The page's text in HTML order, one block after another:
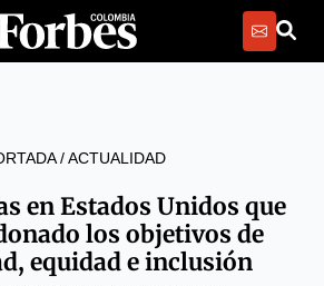
/ACTUALIDAD
en Estados Unidos que
los objetivos de
equidad e inclusión